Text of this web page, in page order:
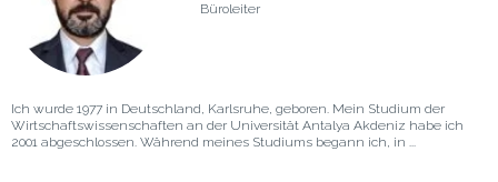
Büroleiter
Ich wurde 1977 in Deutschland, Karlsruhe, geboren. Mein Studium der
Wirtschaftswissenschaften an der Universität Antalya Akdeniz habe ich
2001 abgeschlossen. Während meines Studiums begann ich, in ...